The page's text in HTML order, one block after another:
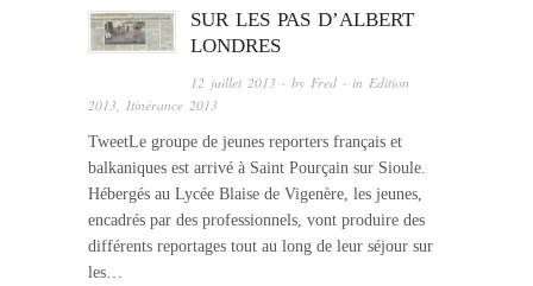
SUR LES PAS D’ALBERT
LONDRES
12 juillet 2013 · by Fred · in Edition
2013 Itinérance 2013
TweetLe groupe de jeunes reporters français et
balkaniques est arrivé à Saint Pourçain sur Sioule.
Hébergés au Lycée Blaise de Vigenère, les jeunes,
encadrés par des professionnels, vont produire des
différents reportages tout au long de leur séjour sur
les…